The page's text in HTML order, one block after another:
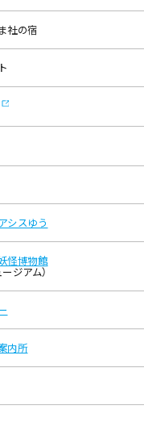
社の宿
シスゆう
怪博物館
ジアム）
内所